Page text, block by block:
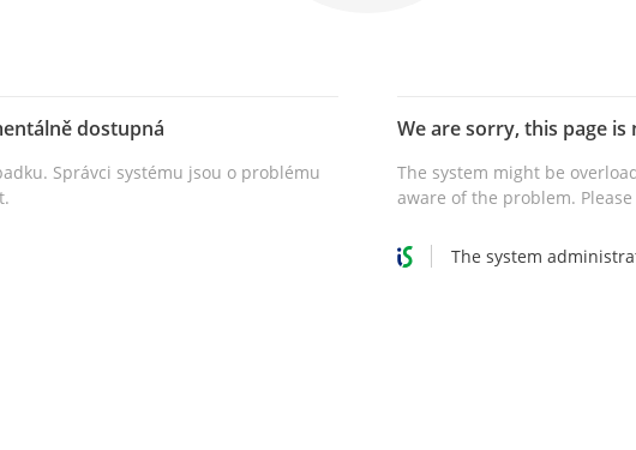
dostupná
Správci systému jsou o problému
We are sorry, this page
The system might be
aware of the problem.
The system